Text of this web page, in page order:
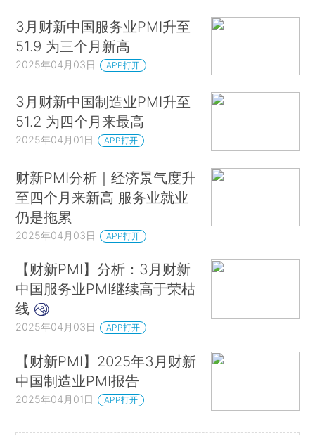
3月财新中国服务业PMI升至
51.9 为三个月新高
2025年04月03日 APP打开
3月财新中国制造业PMI升至
51.2 为四个月来最高
2025年04月01日 APP打开
财新PMI分析｜经济景气度升
至四个月来新高 服务业就业
仍是拖累
2025年04月03日 APP打开
【财新PMI】分析：3月财新
中国服务业PMI继续高于荣枯
线
2025年04月03日 APP打开
【财新PMI】2025年3月财新
中国制造业PMI报告
2025年04月01日 APP打开